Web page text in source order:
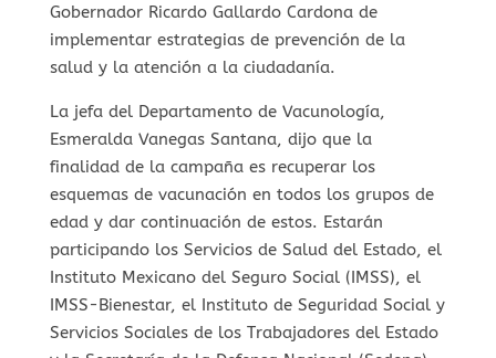
Gobernador Ricardo Gallardo Cardona de
implementar estrategias de prevención de la
salud y la atención a la ciudadanía.
La jefa del Departamento de Vacunología,
Esmeralda Vanegas Santana, dijo que la
finalidad de la campaña es recuperar los
esquemas de vacunación en todos los grupos de
edad y dar continuación de estos. Estarán
participando los Servicios de Salud del Estado, el
Instituto Mexicano del Seguro Social (IMSS), el
IMSS-Bienestar, el Instituto de Seguridad Social y
Servicios Sociales de los Trabajadores del Estado